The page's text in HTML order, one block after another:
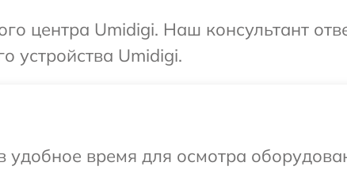
центра Umidigi. Наш консультант
устройства Umidigi.
время для осмотра